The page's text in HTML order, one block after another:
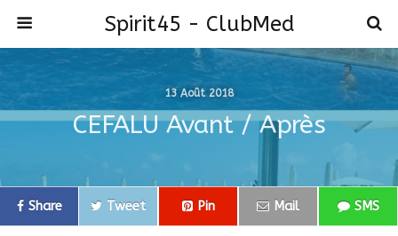
Spirit45 - ClubMed
13 Août 2018
CEFALU Avant / Après
Share Tweet Pin Mail SMS